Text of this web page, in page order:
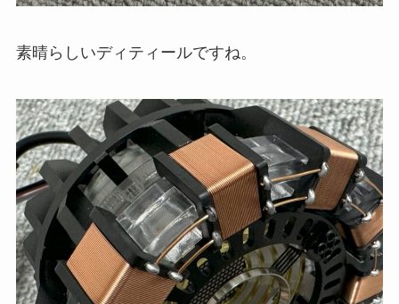
素晴らしいディティールですね。